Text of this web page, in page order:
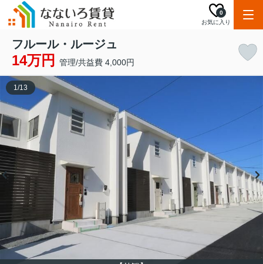
お気に入り
0
フルール・ルージュ
14万円 管理/共益費 4,000円
1/13